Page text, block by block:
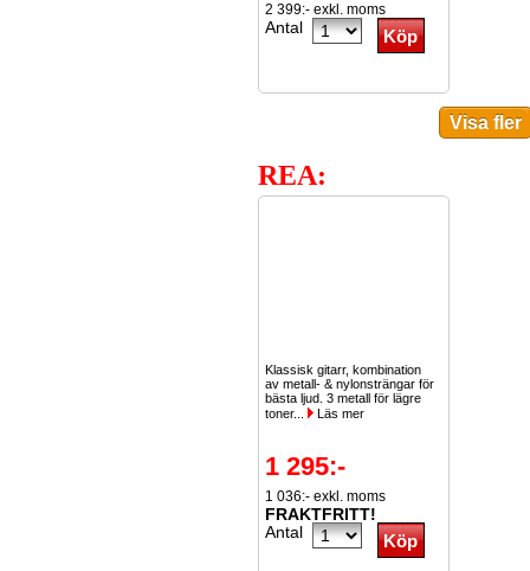
2 399:- exkl. moms
Antal
REA:
Klassisk gitarr, kombination
av metall- & nylonsträngar för
bästa ljud. 3 metall för lägre
toner...
Läs mer
1 295:-
1 036:- exkl. moms
FRAKTFRITT!
Antal